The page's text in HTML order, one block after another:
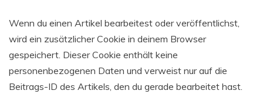
Wenn du einen Artikel bearbeitest oder veröffentlichst,
wird ein zusätzlicher Cookie in deinem Browser
gespeichert. Dieser Cookie enthält keine
personenbezogenen Daten und verweist nur auf die
Beitrags-ID des Artikels, den du gerade bearbeitet hast.